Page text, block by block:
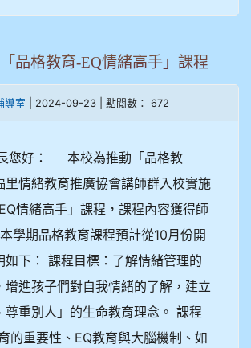
品格教育-EQ情緒高手」課程
導室 | 2024-09-23 | 點閱數： 672
您好： 本校為推動「品格教
里情緒教育推廣協會講師群入校實施
情緒高手」課程，課程內容獲得師
期品格教育課程預計從10月份開
如下： 課程目標：了解情緒管理的
增進孩子們對自我情緒的了解，建立
尊重別人」的生命教育理念。 課程
的重要性、EQ教育與大腦機制、如